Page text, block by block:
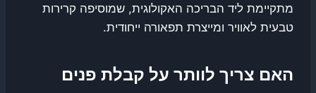
מתקיימת ליד הבריכה האקולוגית, שמוסיפה קרירות
טבעית לאוויר ומייצרת תפאורה ייחודית.
האם צריך לוותר על קבלת פנים